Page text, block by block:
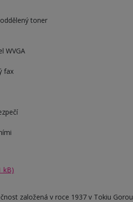
toner
WVGA
fax
kB)
založená v roce 1937 v Tokiu